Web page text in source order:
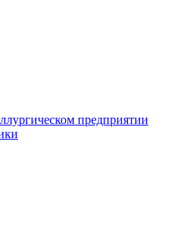
предприятии